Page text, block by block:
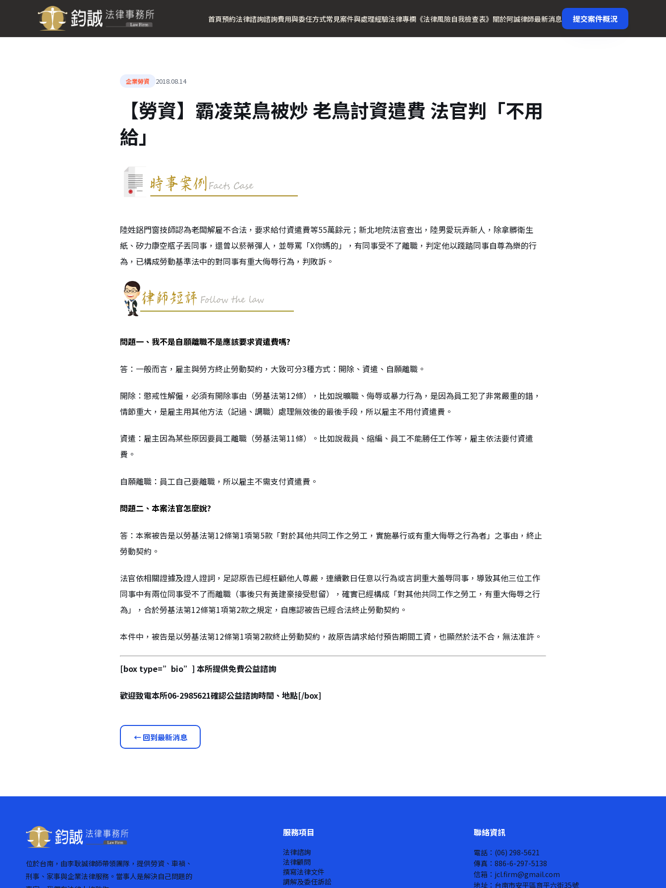
首頁預約法律諮詢諮詢費用與委任方式常見案件與處理經驗法律專欄 《法律風險自我檢查表》 關於阿誠律師最新消息 提交案件概況
企業勞資 2018.08.14
【勞資】霸凌菜鳥被炒 老鳥討資遣費 法官判「不用
給」
陸姓鋁門窗技師認為老闆解雇不合法，要求給付資遣費等55萬餘元；新北地院法官查出，陸男愛玩弄新人，除拿髒衛生
紙、矽力康空瓶子丟同事，還曾以菸蒂彈人，並辱罵「X你媽的」，有同事受不了離職，判定他以踐踏同事自尊為樂的行
為，已構成勞動基準法中的對同事有重大侮辱行為，判敗訴。
問題一、我不是自願離職不是應該要求資遣費嗎?
答：一般而言，雇主與勞方終止勞動契約，大致可分3種方式：開除、資遣、自願離職。
開除：懲戒性解僱，必須有開除事由（勞基法第12條），比如說曠職、侮辱或暴力行為，是因為員工犯了非常嚴重的錯，
情節重大，是雇主用其他方法（記過、調職）處理無效後的最後手段，所以雇主不用付資遣費。
資遣：雇主因為某些原因要員工離職（勞基法第11條）。比如說裁員、縮編、員工不能勝任工作等，雇主依法要付資遣
費。
自願離職：員工自己要離職，所以雇主不需支付資遣費。
問題二、本案法官怎麼說?
答：本案被告是以勞基法第12條第1項第5款「對於其他共同工作之勞工，實施暴行或有重大侮辱之行為者」之事由，終止
勞動契約。
法官依相關證據及證人證詞，足認原告已經枉顧他人尊嚴，連續數日任意以行為或言詞重大羞辱同事，導致其他三位工作
同事中有兩位同事受不了而離職（事後只有黃建豪接受慰留），確實已經構成「對其他共同工作之勞工，有重大侮辱之行
為」，合於勞基法第12條第1項第2款之規定，自應認被告已經合法終止勞動契約。
本件中，被告是以勞基法第12條第1項第2款終止勞動契約，故原告請求給付預告期間工資，也顯然於法不合，無法准許。
[box type=”bio”] 本所提供免費公益諮詢
歡迎致電本所06-2985621確認公益諮詢時間、地點[/box]
← 回到最新消息
位於台南，由李耿誠律師帶領團隊，提供勞資、車禍、
刑事、家事與企業法律服務。當事人是解決自己問題的
服務項目
法律諮詢
法律顧問
撰寫法律文件
調解及委任訴訟
聯絡資訊
電話：(06) 298-5621
傳真：886-6-297-5138
信箱：jcl.firm@gmail.com
地址：台南市安平區育平六街35號